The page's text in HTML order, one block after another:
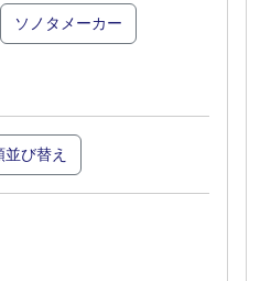
ソノタメーカー
び替え